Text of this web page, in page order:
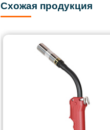
Схожая продукция